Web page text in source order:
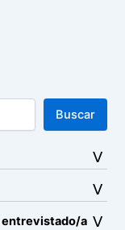
Buscar
entrevistado/a